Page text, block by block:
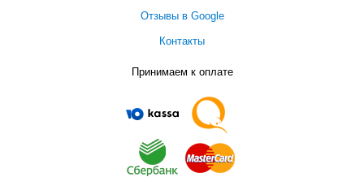
Отзывы в Google
Контакты
Принимаем к оплате